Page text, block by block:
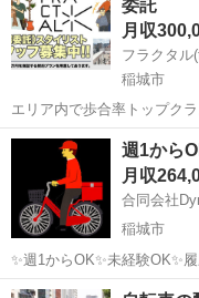
き ・その他、各種商品・サー
委託
月収
フラクタル
稲城市
エリア内で歩合率トップク
間】あなたの固定指名のお
んのライフスタイルに合わせて、
募集｜高単価×高リピートで
東京 稲城市 美容師
週1から
月収
合同会社
稲城市
✨週1からOK✨未経験OK✨
「Wワーク」など働き方は
東京 稲城市 配送